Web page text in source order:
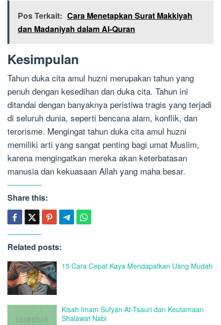
Pos Terkait: Cara Menetapkan Surat Makkiyah
dan Madaniyah dalam Al-Quran
Kesimpulan
Tahun duka cita amul huzni merupakan tahun yang
penuh dengan kesedihan dan duka cita. Tahun ini
ditandai dengan banyaknya peristiwa tragis yang terjadi
di seluruh dunia, seperti bencana alam, konflik, dan
terorisme. Mengingat tahun duka cita amul huzni
memiliki arti yang sangat penting bagi umat Muslim,
karena mengingatkan mereka akan keterbatasan
manusia dan kekuasaan Allah yang maha besar.
Share this:
Related posts:
15 Cara Cepat Kaya Mendapatkan Uang Mudah
Kisah Imam Sufyan At-Tsauri dan Keutamaan
Shalawat Nabi